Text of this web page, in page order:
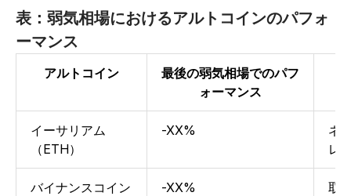
表：弱気相場におけるアルトコインのパフォ
ーマンス
アルトコイン
最後の弱気相場でのパフ
ォーマンス
イーサリアム
（ETH）
-XX%
ネ
レ
バイナンスコイン
-XX%
取